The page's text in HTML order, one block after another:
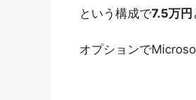
という構成で7.5万円
オプションで